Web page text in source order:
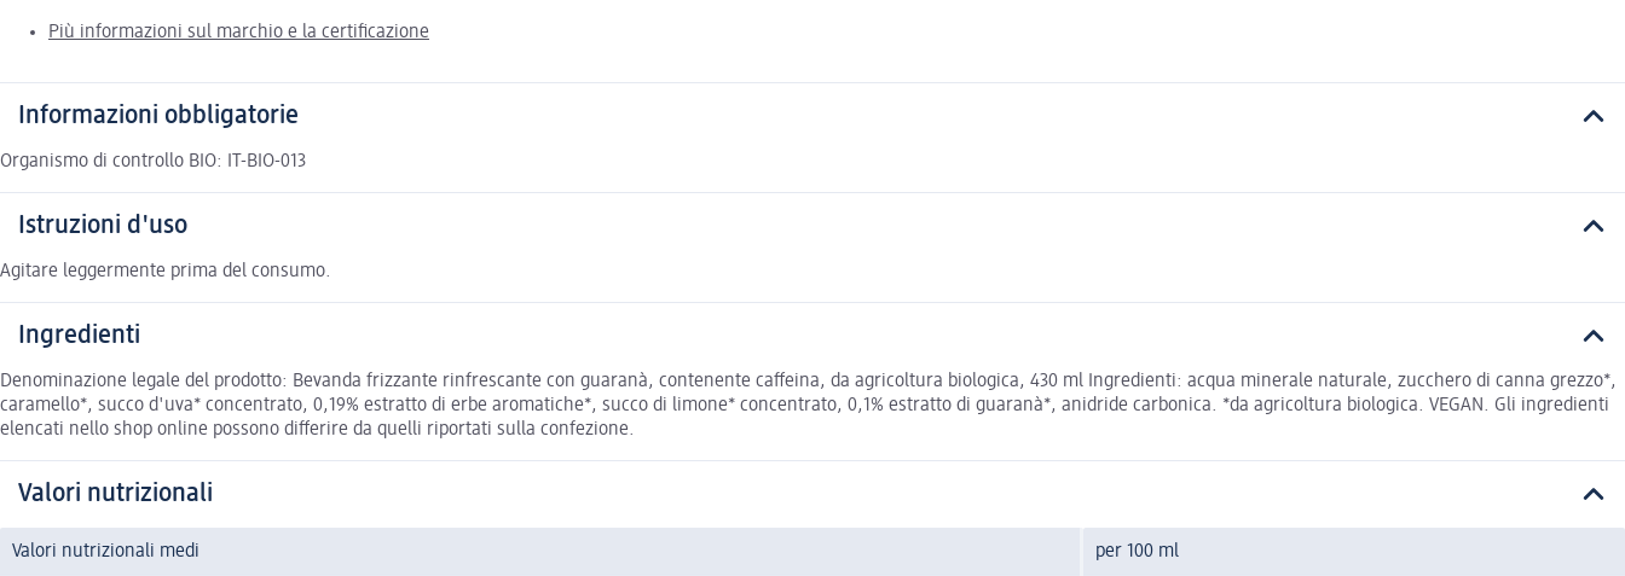
Più informazioni sul marchio e la certificazione
Informazioni obbligatorie
Organismo di controllo BIO: IT-BIO-013
Istruzioni d'uso
Agitare leggermente prima del consumo.
Ingredienti
Denominazione legale del prodotto: Bevanda frizzante rinfrescante con guaranà, contenente caffeina, da agricoltura biologica, 430 ml Ingredienti: acqua minerale naturale, zucchero di canna grezzo*,
caramello*, succo d'uva* concentrato, 0,19% estratto di erbe aromatiche*, succo di limone* concentrato, 0,1% estratto di guaranà*, anidride carbonica. *da agricoltura biologica. VEGAN. Gli ingredienti
elencati nello shop online possono differire da quelli riportati sulla confezione.
Valori nutrizionali
Valori nutrizionali medi per 100 ml